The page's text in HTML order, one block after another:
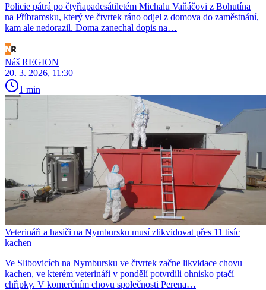
Policie pátrá po čtyřiapadesátiletém Michalu Vaňáčovi z Bohutína
na Příbramsku, který ve čtvrtek ráno odjel z domova do zaměstnání,
kam ale nedorazil. Doma zanechal dopis na…
Náš REGION
20. 3. 2026, 11:30
1 min
Veterináři a hasiči na Nymbursku musí zlikvidovat přes 11 tisíc
kachen
Ve Slibovicích na Nymbursku ve čtvrtek začne likvidace chovu
kachen, ve kterém veterináři v pondělí potvrdili ohnisko ptačí
chřipky. V komerčním chovu společnosti Perena…